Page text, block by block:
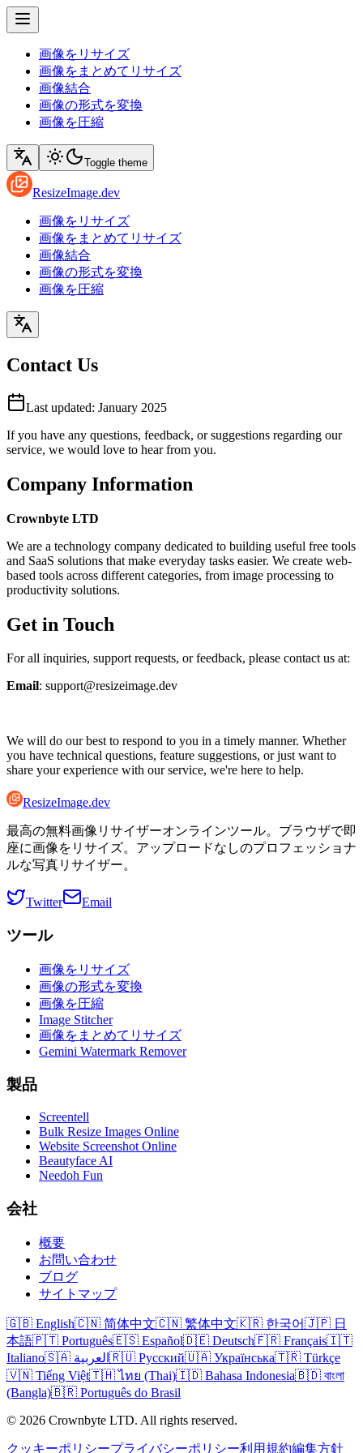
画像をリサイズ
画像をまとめてリサイズ
画像結合
画像の形式を変換
画像を圧縮
Toggle theme
ResizeImage.dev
画像をリサイズ
画像をまとめてリサイズ
画像結合
画像の形式を変換
画像を圧縮
Contact Us
Last updated: January 2025
If you have any questions, feedback, or suggestions regarding our
service, we would love to hear from you.
Company Information
Crownbyte LTD
We are a technology company dedicated to building useful free tools
and SaaS solutions that make everyday tasks easier. We create web-
based tools across different categories, from image processing to
productivity solutions.
Get in Touch
For all inquiries, support requests, or feedback, please contact us at:
Email: support@resizeimage.dev
We will do our best to respond to you in a timely manner. Whether
you have technical questions, feature suggestions, or just want to
share your experience with our service, we're here to help.
ResizeImage.dev
最高の無料画像リサイザーオンラインツール。ブラウザで即
座に画像をリサイズ。アップロードなしのプロフェッショナ
ルな写真リサイザー。
Twitter Email
ツール
画像をリサイズ
画像の形式を変換
画像を圧縮
Image Stitcher
画像をまとめてリサイズ
Gemini Watermark Remover
製品
Screentell
Bulk Resize Images Online
Website Screenshot Online
Beautyface AI
Needoh Fun
会社
概要
お問い合わせ
ブログ
サイトマップ
🇬🇧 English🇨🇳 简体中文🇨🇳 繁体中文🇰🇷 한국어🇯🇵 日
本語🇵🇹 Português🇪🇸 Español🇩🇪 Deutsch🇫🇷 Français🇮🇹
Italiano
🇸🇦 العربية 🇷🇺 Русский🇺🇦 Українська🇹🇷 Türkçe
🇻🇳 Tiếng Việt🇹🇭 ไทย (Thai)🇮🇩 Bahasa Indonesia🇧🇩 বাংলা
(Bangla)🇧🇷 Português do Brasil
© 2026 Crownbyte LTD. All rights reserved.
クッキーポリシープライバシーポリシー利用規約編集方針